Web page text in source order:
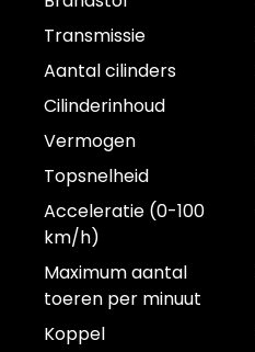
Transmissie
Aantal cilinders
Cilinderinhoud
Vermogen
Topsnelheid
Acceleratie (0-100
km/h)
Maximum aantal
toeren per minuut
Koppel